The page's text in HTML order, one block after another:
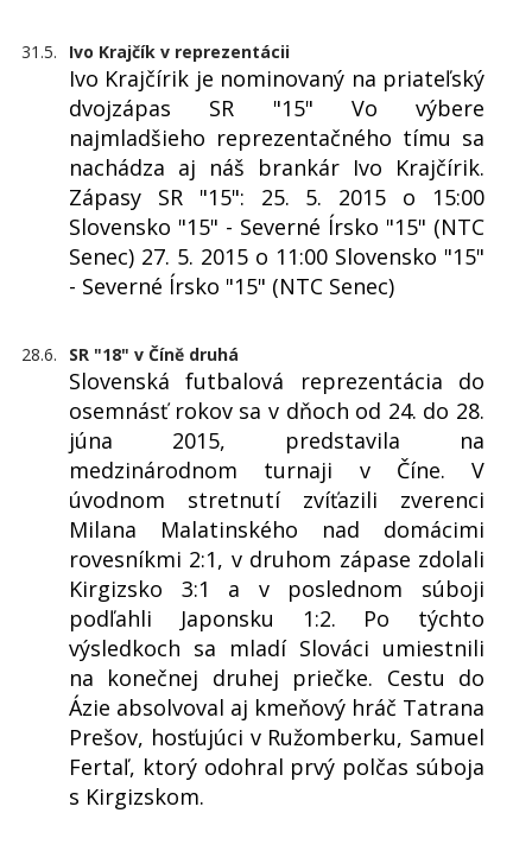
31.5. Ivo Krajčík v reprezentácii
Ivo Krajčírik je nominovaný na priateľský
dvojzápas SR "15" Vo výbere
najmladšieho reprezentačného tímu sa
nachádza aj náš brankár Ivo Krajčírik.
Zápasy SR "15": 25. 5. 2015 o 15:00
Slovensko "15" - Severné Írsko "15" (NTC
Senec) 27. 5. 2015 o 11:00 Slovensko "15"
- Severné Írsko "15" (NTC Senec)
28.6. SR "18" v Číně druhá
Slovenská futbalová reprezentácia do
osemnásť rokov sa v dňoch od 24. do 28.
júna 2015, predstavila na
medzinárodnom turnaji v Číne. V
úvodnom stretnutí zvíťazili zverenci
Milana Malatinského nad domácimi
rovesníkmi 2:1, v druhom zápase zdolali
Kirgizsko 3:1 a v poslednom súboji
podľahli Japonsku 1:2. Po týchto
výsledkoch sa mladí Slováci umiestnili
na konečnej druhej priečke. Cestu do
Ázie absolvoval aj kmeňový hráč Tatrana
Prešov, hosťujúci v Ružomberku, Samuel
Fertaľ, ktorý odohral prvý polčas súboja
s Kirgizskom.